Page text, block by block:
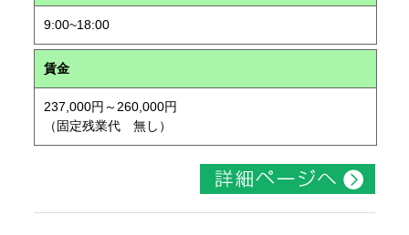
9:00~18:00
賃金
237,000円～260,000円
（固定残業代 無し）